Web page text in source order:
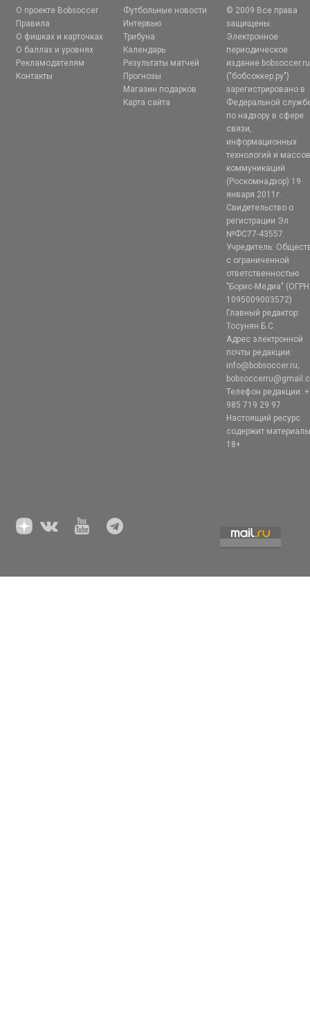
О проекте Bobsoccer
Правила
О фишках и карточках
О баллах и уровнях
Рекламодателям
Контакты
Футбольные новости
Интервью
Трибуна
Календарь
Результаты матчей
Прогнозы
Магазин подарков
Карта сайта
© 2009 Все права
защищены.
Электронное
периодическое
издание bobsoccer.ru
("бобсоккер.ру")
зарегистрировано в
Федеральной
по надзору в сфере
связи,
информационных
технологий и
коммуникаций
(Роскомнадзор) 19
января 2011г.
Свидетельство о
регистрации Эл
№ФС77-43557.
Учредитель:
с ограниченной
ответственностью
"Борис-Медиа" (ОГРН
1095009003572)
Главный редактор:
Тосунян Б.С.
Адрес электронной
почты редакции:
info@bobsoccer.ru;
Телефон редакции:
985 719 29 97
Настоящий ресурс
содержит
18+